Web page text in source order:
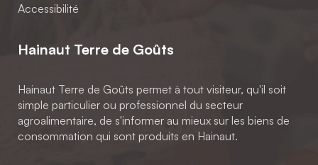
Accessibilité
Hainaut Terre de Goûts
Hainaut Terre de Goûts permet à tout visiteur, qu'il soit
simple particulier ou professionnel du secteur
agroalimentaire, de s'informer au mieux sur les biens de
consommation qui sont produits en Hainaut.